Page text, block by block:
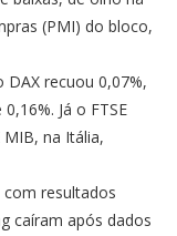
(PMI) do bloco,
DAX recuou 0,07%,
Já o FTSE
MIB, na Itália,
resultados
caíram após dados